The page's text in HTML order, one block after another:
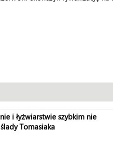
i łyżwiarstwie szybkim nie
Tomasiaka